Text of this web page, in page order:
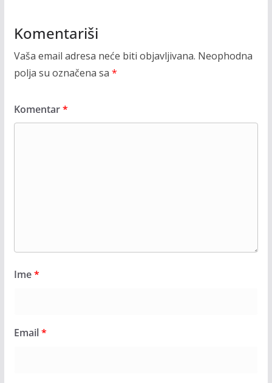
Komentariši
Vaša email adresa neće biti objavljivana. Neophodna
polja su označena sa *
Komentar*
Ime*
Email*